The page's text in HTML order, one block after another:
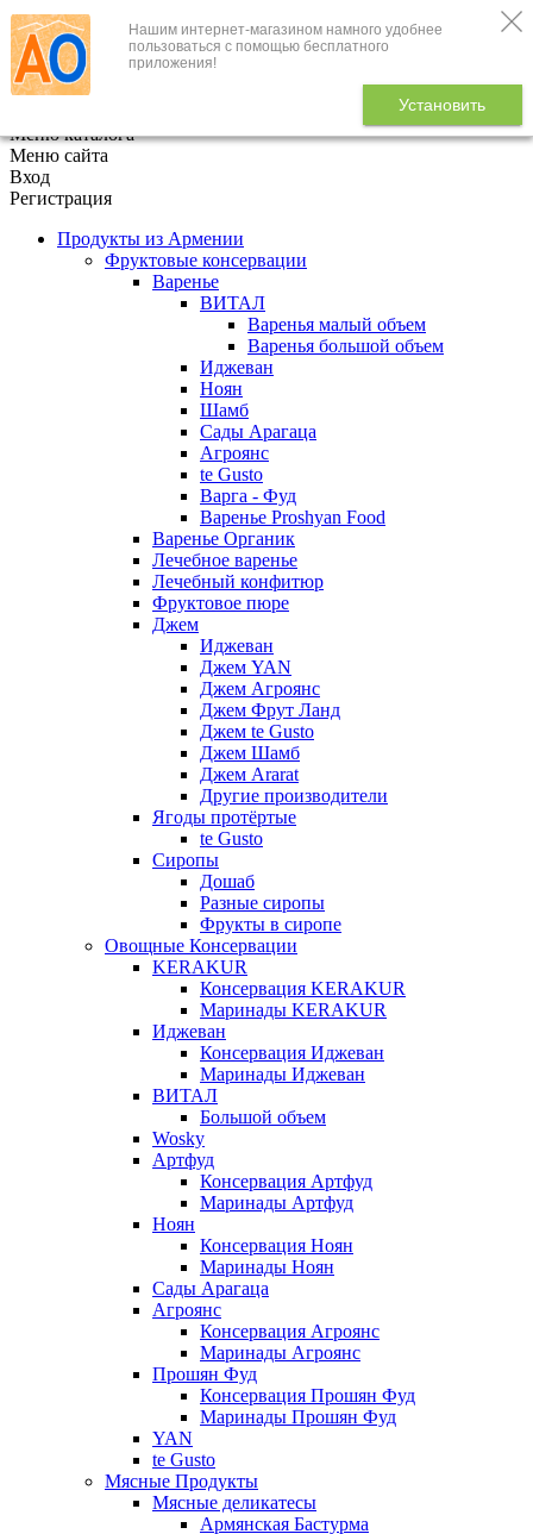
Нашим интернет-магазином намного удобнее
пользоваться с помощью бесплатного
приложения!
Установить
+7 (495) 646-888-1
В корзине
Меню каталога
Меню сайта
Вход
Регистрация
Продукты из Армении
Фруктовые консервации
Варенье
ВИТАЛ
Варенья малый объем
Варенья большой объем
Иджеван
Ноян
Шамб
Сады Арагаца
Агроянс
te Gusto
Варга - Фуд
Варенье Proshyan Food
Варенье Органик
Лечебное варенье
Лечебный конфитюр
Фруктовое пюре
Джем
Иджеван
Джем YAN
Джем Агроянс
Джем Фрут Ланд
Джем te Gusto
Джем Шамб
Джем Ararat
Другие производители
Ягоды протёртые
te Gusto
Сиропы
Дошаб
Разные сиропы
Фрукты в сиропе
Овощные Консервации
KERAKUR
Консервация KERAKUR
Маринады KERAKUR
Иджеван
Консервация Иджеван
Маринады Иджеван
ВИТАЛ
Большой объем
Wosky
Артфуд
Консервация Артфуд
Маринады Артфуд
Ноян
Консервация Ноян
Маринады Ноян
Сады Арагаца
Агроянс
Консервация Агроянс
Маринады Агроянс
Прошян Фуд
Консервация Прошян Фуд
Маринады Прошян Фуд
YAN
te Gusto
Мясные Продукты
Мясные деликатесы
Армянская Бастурма